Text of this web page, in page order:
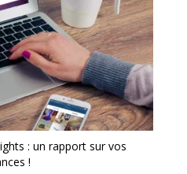
: un rapport sur vos
!